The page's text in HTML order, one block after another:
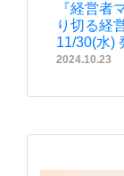
『経営者
り切る経
11/30(水)
2024.10.23